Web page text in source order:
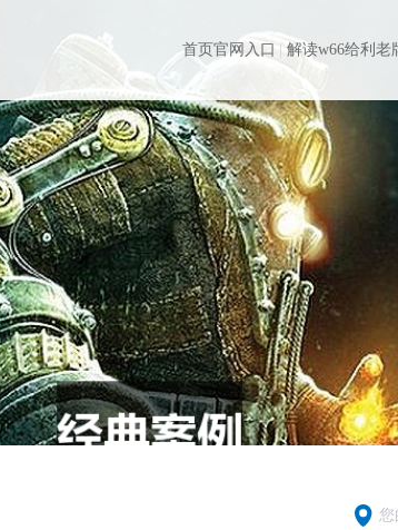
首页官网入口 解读w66给利老
您